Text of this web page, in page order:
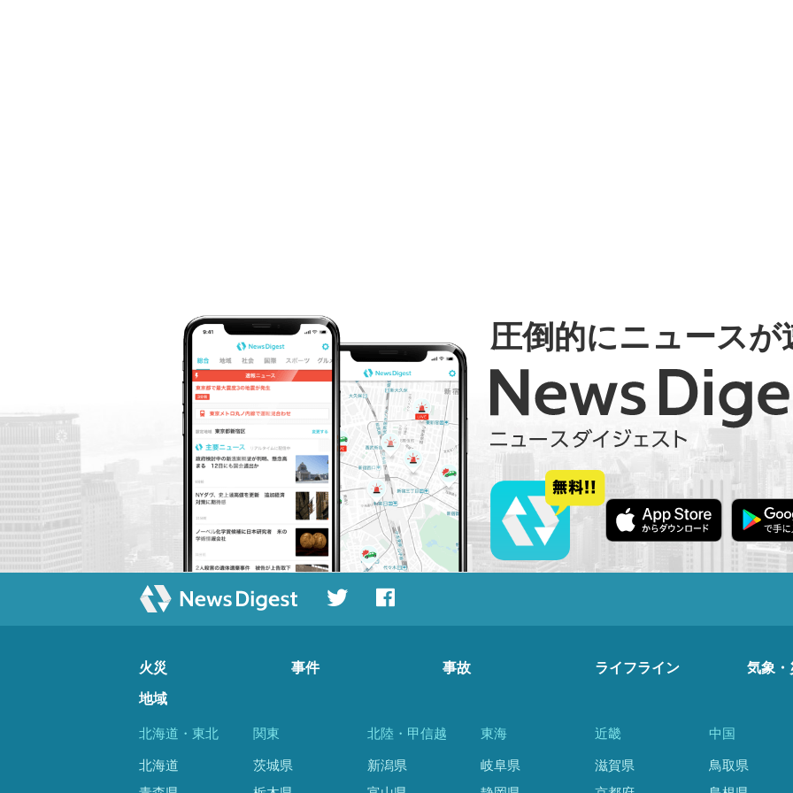
圧倒的にニュースが
火災 事件 事故 ライフライン 気象・
地域
北海道・東北
北海道
関東
茨城県
北陸・甲信越
新潟県
東海
岐阜県
近畿
滋賀県
中国
鳥取県